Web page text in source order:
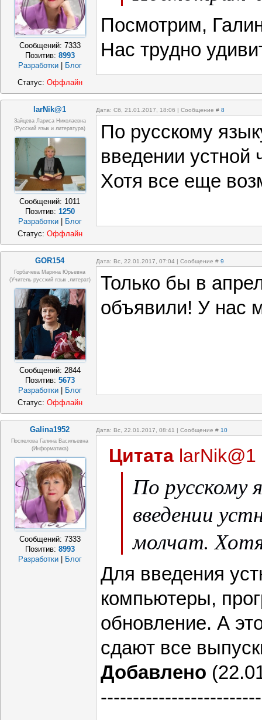
Сообщений: 7333
Позитив: 8993
Разработки
Блог
Посмотрим,
Нас трудно
Статус: Оффлайн
larNik@1 Дата: Сб, 21.01.2017, 18:06 | Сообщение # 8
Зайцева Лариса Николаевна
(Русский язык и литература)
Сообщений: 1011
Позитив: 1250
Разработки
Блог
По русскому
введении устной
Хотя все еще
Статус: Оффлайн
GOR154 Дата: Вс, 22.01.2017, 07:04 | Сообщение # 9
Горбачева Марина Юрьевна
(учитель русский язык ,литерат)
Сообщений: 2844
Позитив: 5673
Разработки
Блог
Только бы в
объявили! У нас
Статус: Оффлайн
Galina1952 Дата: Вс, 22.01.2017, 08:41 | Сообщение # 10
Поспелова Галина Васильевна
(информатика)
Сообщений: 7333
Позитив: 8993
Разработки
Блог
Цитата larNik@1
По русскому
введении
молчат.
Для введения
компьютеры,
обновление. А
сдают все
Добавлено